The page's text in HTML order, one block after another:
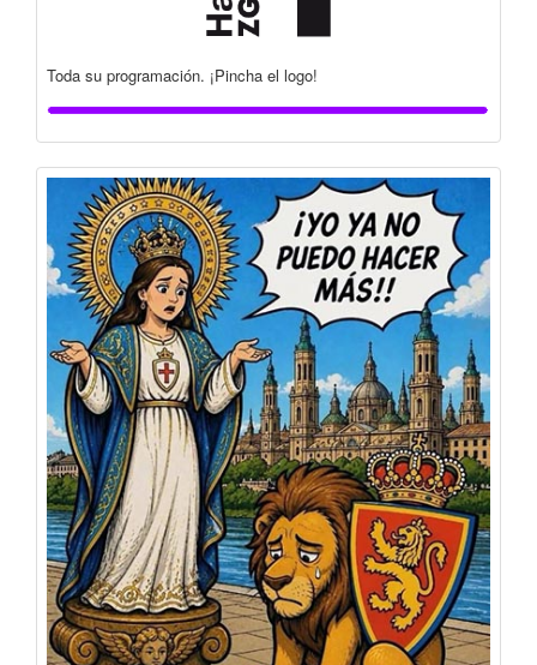
Toda su programación. ¡Pincha el logo!